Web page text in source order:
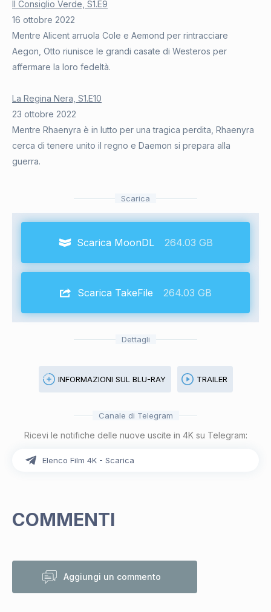
Il Consiglio Verde, S1.E9
16 ottobre 2022
Mentre Alicent arruola Cole e Aemond per rintracciare
Aegon, Otto riunisce le grandi casate di Westeros per
affermare la loro fedeltà.
La Regina Nera, S1.E10
23 ottobre 2022
Mentre Rhaenyra è in lutto per una tragica perdita, Rhaenyra
cerca di tenere unito il regno e Daemon si prepara alla
guerra.
Scarica
Scarica MoonDL 264.03 GB
Scarica TakeFile 264.03 GB
Dettagli
INFORMAZIONI SUL BLU-RAY TRAILER
Canale di Telegram
Ricevi le notifiche delle nuove uscite in 4K su Telegram:
Elenco Film 4K - Scarica
COMMENTI
Aggiungi un commento